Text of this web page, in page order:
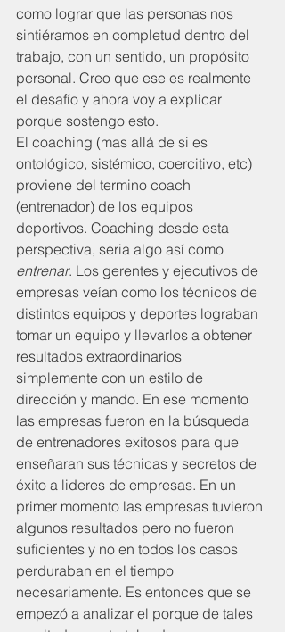
como lograr que las personas nos
sintiéramos en completud dentro del
trabajo, con un sentido, un propósito
personal. Creo que ese es realmente
el desafío y ahora voy a explicar
porque sostengo esto.
El coaching (mas allá de si es
ontológico, sistémico, coercitivo, etc)
proviene del termino coach
(entrenador) de los equipos
deportivos. Coaching desde esta
perspectiva, seria algo así como
entrenar. Los gerentes y ejecutivos de
empresas veían como los técnicos de
distintos equipos y deportes lograban
tomar un equipo y llevarlos a obtener
resultados extraordinarios
simplemente con un estilo de
dirección y mando. En ese momento
las empresas fueron en la búsqueda
de entrenadores exitosos para que
enseñaran sus técnicas y secretos de
éxito a lideres de empresas. En un
primer momento las empresas tuvieron
algunos resultados pero no fueron
suficientes y no en todos los casos
perduraban en el tiempo
necesariamente. Es entonces que se
empezó a analizar el porque de tales